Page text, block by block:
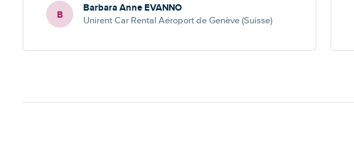
B Barbara Anne EVANNO
Unirent Car Rental Aéroport de Genève (Suisse)